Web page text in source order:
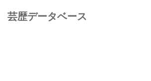
芸歴データベース